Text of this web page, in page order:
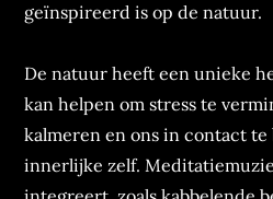
geïnspireerd is op de natuur.
De natuur heeft een unieke
kan helpen om stress te
kalmeren en ons in contact
innerlijke zelf.